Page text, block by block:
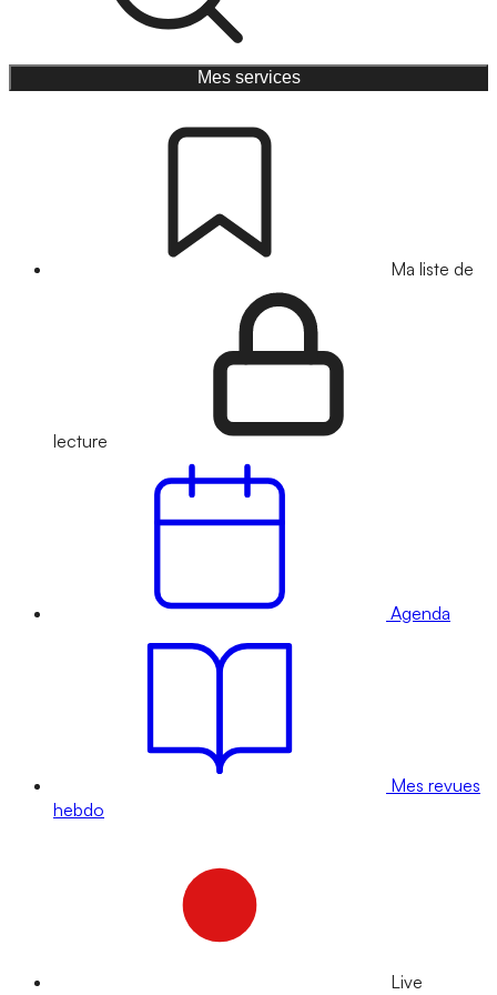
Mes services
Ma liste de
lecture
Agenda
Mes revues
hebdo
Live